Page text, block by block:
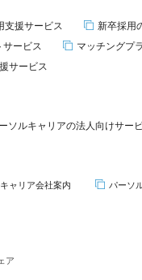
支援サービス 新卒採用
ービス マッチングプ
サービス
ソルキャリアの法人向けサー
ャリア会社案内 パーソ
ア